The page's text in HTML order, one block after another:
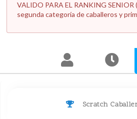
VALIDO PARA EL RANKING SENIOR
segunda categoría de caballeros y
Scratch